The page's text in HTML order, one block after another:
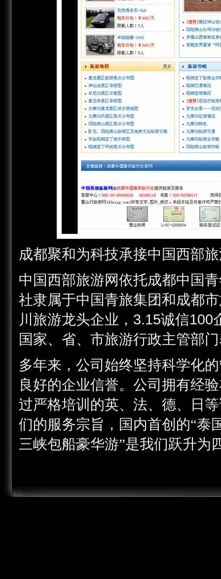
成都聚和为科技承接中国西部
中国西部旅游网依托成都中国
社隶属于中国青旅集团和成都
川旅游龙头企业， 3.15诚信100
国家、省、市旅游行政主管部
多年来，公司始终坚持科学化
良好的企业信誉。公司拥有经
过严格培训的英、法、德、日
们的服务宗旨，国内首创的“泰
三峡包船豪华游”是我们跃升为